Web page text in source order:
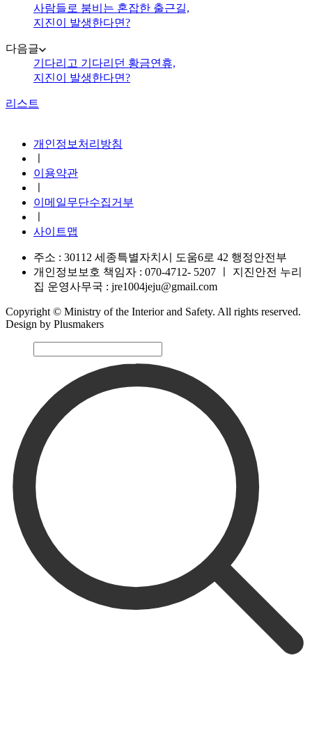
사람들로 붐비는 혼잡한 출근길,
지진이 발생한다면?
다음글
기다리고 기다리던 황금연휴,
지진이 발생한다면?
리스트
개인정보처리방침
이용약관
이메일무단수집거부
사이트맵
주소 : 30112 세종특별자치시 도움6로 42 행정안전부
개인정보보호 책임자 : 070-4712- 5207
지진안전 누리
집 운영사무국 : jre1004jeju@gmail.com
Copyright © Ministry of the Interior and Safety. All rights reserved.
Design by Plusmakers